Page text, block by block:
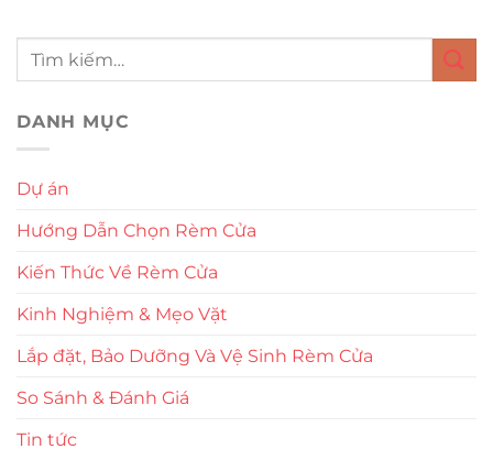
DANH MỤC
Dự án
Hướng Dẫn Chọn Rèm Cửa
Kiến Thức Về Rèm Cửa
Kinh Nghiệm & Mẹo Vặt
Lắp đặt, Bảo Dưỡng Và Vệ Sinh Rèm Cửa
So Sánh & Đánh Giá
Tin tức